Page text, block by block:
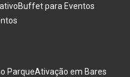
Buffet para Eventos
ParqueAtivação em Bares